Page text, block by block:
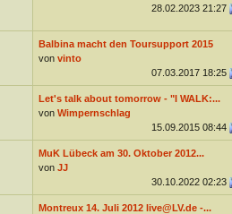
28.02.2023 21:27
Balbina macht den Toursupport 2015
von vinto
07.03.2017 18:25
Let's talk about tomorrow - "I WALK:...
von Wimpernschlag
15.09.2015 08:44
MuK Lübeck am 30. Oktober 2012...
von JJ
30.10.2022 02:23
Montreux 14. Juli 2012 live@LV.de -...